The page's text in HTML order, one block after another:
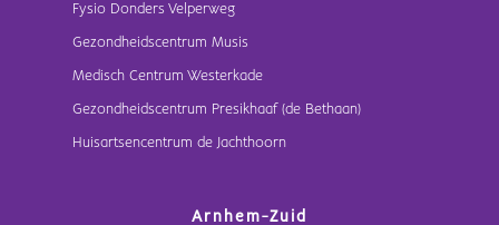
Fysio Donders Velperweg
Gezondheidscentrum Musis
Medisch Centrum Westerkade
Gezondheidscentrum Presikhaaf (de Bethaan)
Huisartsencentrum de Jachthoorn
Arnhem-Zuid